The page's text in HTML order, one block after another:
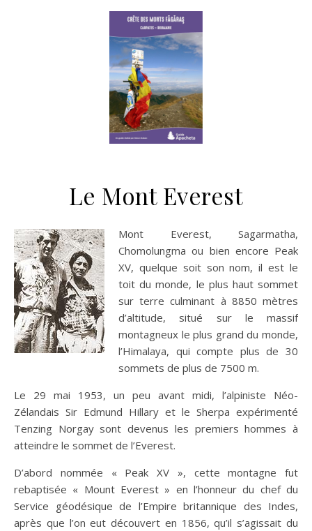
Le Mont Everest
Mont Everest, Sagarmatha,
Chomolungma ou bien encore Peak
XV, quelque soit son nom, il est le
toit du monde, le plus haut sommet
sur terre culminant à 8850 mètres
d’altitude, situé sur le massif
montagneux le plus grand du monde,
l’Himalaya, qui compte plus de 30
sommets de plus de 7500 m.
Le 29 mai 1953, un peu avant midi, l’alpiniste Néo-
Zélandais Sir Edmund Hillary et le Sherpa expérimenté
Tenzing Norgay sont devenus les premiers hommes à
atteindre le sommet de l’Everest.
D’abord nommée « Peak XV », cette montagne fut
rebaptisée « Mount Everest » en l’honneur du chef du
Service géodésique de l’Empire britannique des Indes,
après que l’on eut découvert en 1856, qu’il s’agissait du